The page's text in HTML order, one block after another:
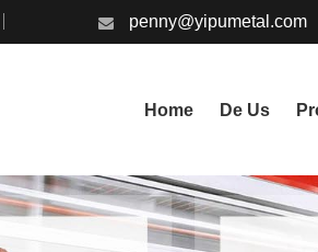
penny@yipumetal.com
Home De Us